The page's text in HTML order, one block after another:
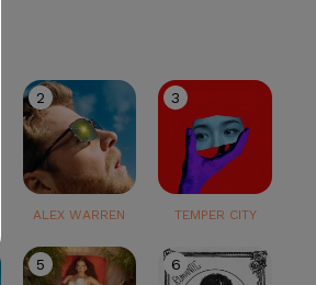
2
ALEX WARREN
3
TEMPER CITY
5 6